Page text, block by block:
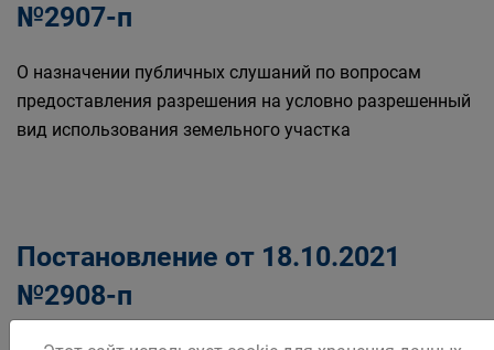
№2907-п
О назначении публичных слушаний по вопросам
предоставления разрешения на условно разрешенный
вид использования земельного участка
Постановление от 18.10.2021
№2908-п